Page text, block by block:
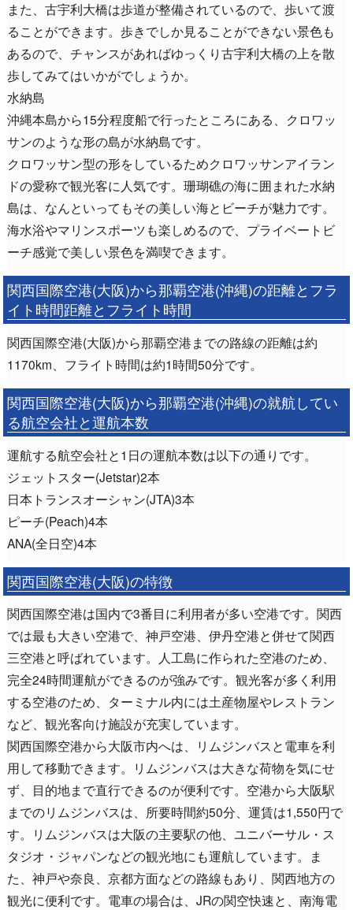
また、古宇利大橋は歩道が整備されているので、歩いて渡
ることができます。歩きでしか見ることができない景色も
あるので、チャンスがあればゆっくり古宇利大橋の上を散
歩してみてはいかがでしょうか。
水納島
沖縄本島から15分程度船で行ったところにある、クロワッ
サンのような形の島が水納島です。
クロワッサン型の形をしているためクロワッサンアイラン
ドの愛称で観光客に人気です。珊瑚礁の海に囲まれた水納
島は、なんといってもその美しい海とビーチが魅力です。
海水浴やマリンスポーツも楽しめるので、プライベートビ
ーチ感覚で美しい景色を満喫できます。
関西国際空港(大阪)から那覇空港(沖縄)の距離とフラ
イト時間距離とフライト時間
関西国際空港(大阪)から那覇空港までの路線の距離は約
1170km、フライト時間は約1時間50分です。
関西国際空港(大阪)から那覇空港(沖縄)の就航してい
る航空会社と運航本数
運航する航空会社と1日の運航本数は以下の通りです。
ジェットスター(Jetstar)2本
日本トランスオーシャン(JTA)3本
ピーチ(Peach)4本
ANA(全日空)4本
関西国際空港(大阪)の特徴
関西国際空港は国内で3番目に利用者が多い空港です。関西
では最も大きい空港で、神戸空港、伊丹空港と併せて関西
三空港と呼ばれています。人工島に作られた空港のため、
完全24時間運航ができるのが強みです。観光客が多く利用
する空港のため、ターミナル内には土産物屋やレストラン
など、観光客向け施設が充実しています。
関西国際空港から大阪市内へは、リムジンバスと電車を利
用して移動できます。リムジンバスは大きな荷物を気にせ
ず、目的地まで直行できるのが便利です。空港から大阪駅
までのリムジンバスは、所要時間約50分、運賃は1,550円で
す。リムジンバスは大阪の主要駅の他、ユニバーサル・ス
タジオ・ジャパンなどの観光地にも運航しています。ま
た、神戸や奈良、京都方面などの路線もあり、関西地方の
観光に便利です。電車の場合は、JRの関空快速と、南海電